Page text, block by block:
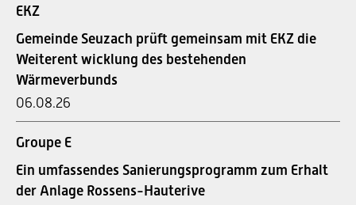
EKZ
Gemeinde Seuzach prüft gemeinsam mit EKZ die
Weiterent wicklung des bestehenden
Wärmeverbunds
06.08.26
Groupe E
Ein umfassendes Sanierungsprogramm zum Erhalt
der Anlage Rossens-Hauterive